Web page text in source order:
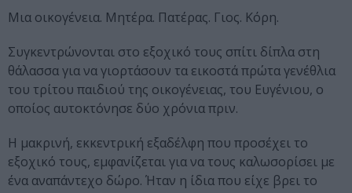
Μια οικογένεια. Μητέρα. Πατέρας. Γιος. Κόρη.
Συγκεντρώνονται στο εξοχικό τους σπίτι δίπλα στη
θάλασσα για να γιορτάσουν τα εικοστά πρώτα γενέθλια
του τρίτου παιδιού της οικογένειας, του Ευγένιου, ο
οποίος αυτοκτόνησε δύο χρόνια πριν.
Η μακρινή, εκκεντρική εξαδέλφη που προσέχει το
εξοχικό τους, εμφανίζεται για να τους καλωσορίσει με
ένα αναπάντεχο δώρο. Ήταν η ίδια που είχε βρει το